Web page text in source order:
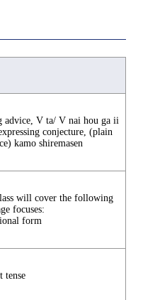
advice, V ta/ V nai hou ga ii
conjecture, (plain
kamo shiremasen
will cover the following
focuses:
form
tense